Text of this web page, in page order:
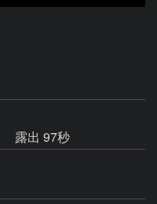
露出 97秒